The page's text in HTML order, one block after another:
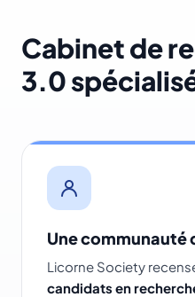
Cabinet de
3.0
Une communauté
Licorne Society
candidats en